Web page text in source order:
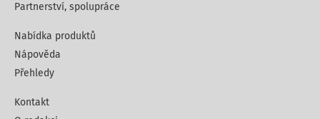
Partnerství, spolupráce
Nabídka produktů
Nápověda
Přehledy
Kontakt